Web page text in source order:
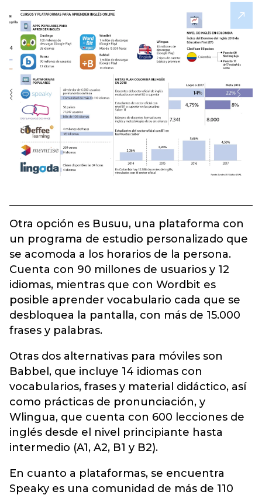
Otra opción es Busuu, una plataforma con
un programa de estudio personalizado que
se acomoda a los horarios de la persona.
Cuenta con 90 millones de usuarios y 12
idiomas, mientras que con Wordbit es
posible aprender vocabulario cada que se
desbloquea la pantalla, con más de 15.000
frases y palabras.
Otras dos alternativas para móviles son
Babbel, que incluye 14 idiomas con
vocabularios, frases y material didáctico, así
como prácticas de pronunciación, y
Wlingua, que cuenta con 600 lecciones de
inglés desde el nivel principiante hasta
intermedio (A1, A2, B1 y B2).
En cuanto a plataformas, se encuentra
Speaky es una comunidad de más de 110